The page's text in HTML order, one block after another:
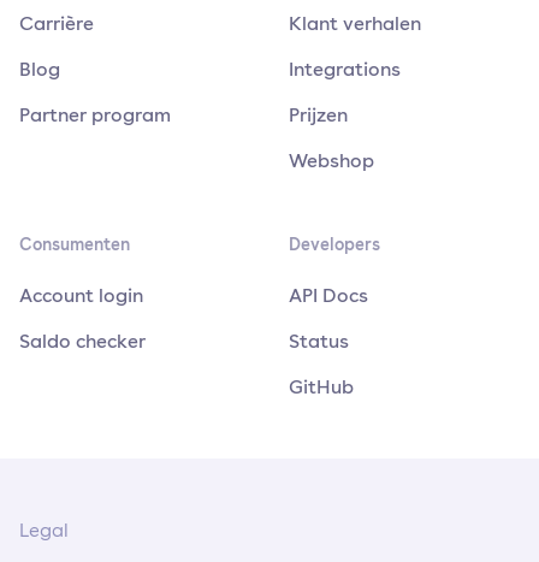
Carrière
Blog
Partner program
Klant verhalen
Integrations
Prijzen
Webshop
Consumenten
Account login
Saldo checker
Developers
API Docs
Status
GitHub
Legal